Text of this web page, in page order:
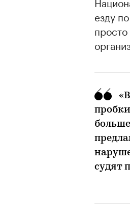
езду
судят